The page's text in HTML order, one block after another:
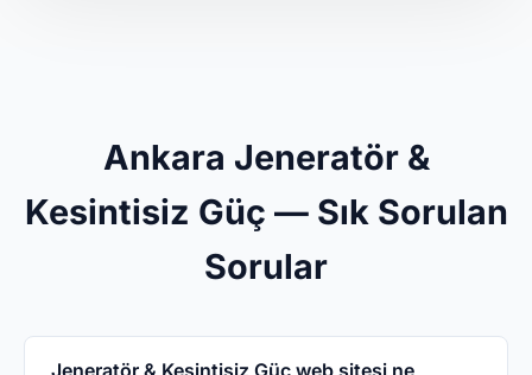
Ankara Jeneratör &
Kesintisiz Güç — Sık Sorulan
Sorular
Jeneratör & Kesintisiz Güç web sitesi ne